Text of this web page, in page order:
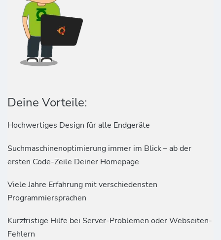
Deine Vorteile:
Hochwertiges Design für alle Endgeräte
Suchmaschinenoptimierung immer im Blick – ab der
ersten Code-Zeile Deiner Homepage
Viele Jahre Erfahrung mit verschiedensten
Programmiersprachen
Kurzfristige Hilfe bei Server-Problemen oder Webseiten-
Fehlern